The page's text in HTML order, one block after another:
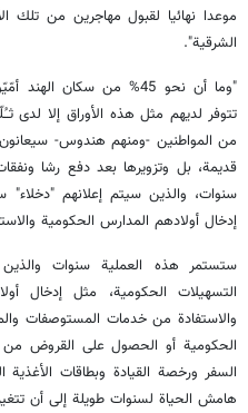
موعدا نهائيا لقبول مهاجرين من تلك
الشرقية".
"وما أن نحو 45% من سكان
تتوفر لديهم مثل هذه الأوراق إلا لدى
من المواطنين -ومنهم هندوس- سيعانون
قديمة، بل وتزويرها بعد دفع رشا
سنوات، والذين سيتم إعلانهم
إدخال أولادهم المدارس الحكومية
ستستمر هذه العملية سنوات
التسهيلات الحكومية، مثل إدخال
والاستفادة من خدمات المستوصفات
الحكومية أو الحصول على القروض من
السفر ورخصة القيادة وبطاقات
هامش الحياة لسنوات طويلة إلى أن